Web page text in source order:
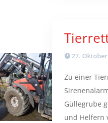
27.
Zu einer
Güllegrube
und Helfern